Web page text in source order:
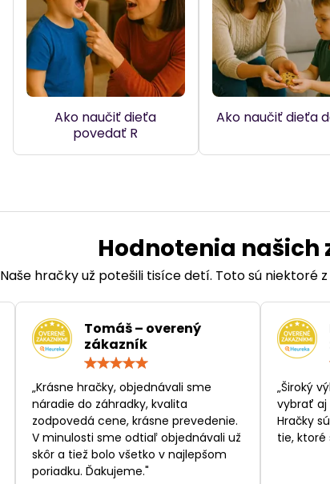
Ako naučiť dieťa
povedať R
Ako naučiť dieťa
Hodnotenia našich
Naše hračky už potešili tisíce detí. Toto sú niektoré
Tomáš – overený
zákazník
/
„Krásne hračky, objednávali sme
náradie do záhradky, kvalita
zodpovedá cene, krásne prevedenie.
V minulosti sme odtiaľ objednávali už
skôr a tiež bolo všetko v najlepšom
poriadku. Ďakujeme."
„Široký
vybrať aj
Hračky
tie, ktoré